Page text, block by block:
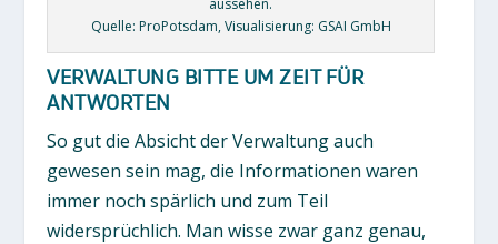
Quelle: ProPotsdam, Visualisierung: GSAI GmbH
VERWALTUNG BITTE UM ZEIT FÜR
ANTWORTEN
So gut die Absicht der Verwaltung auch
gewesen sein mag, die Informationen waren
immer noch spärlich und zum Teil
widersprüchlich. Man wisse zwar ganz genau,